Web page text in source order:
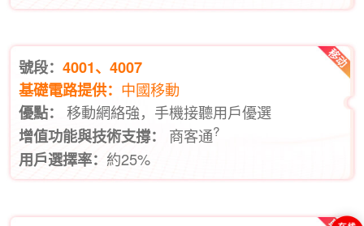
號段：4001、4007
基礎電路提供： 中國移動
優點：
移動網絡強，手機接聽用戶優選
增值功能與技術支撐：
商客通?
用戶選擇率： 約25%